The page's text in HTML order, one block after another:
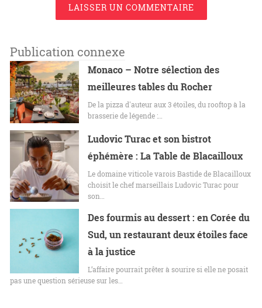
LAISSER UN COMMENTAIRE
Publication connexe
Monaco – Notre sélection des
meilleures tables du Rocher
De la pizza d'auteur aux 3 étoiles, du rooftop à la
brasserie de légende :…
Ludovic Turac et son bistrot
éphémère : La Table de Blacailloux
Le domaine viticole varois Bastide de Blacailloux
choisit le chef marseillais Ludovic Turac pour
son…
Des fourmis au dessert : en Corée du
Sud, un restaurant deux étoiles face
à la justice
L’affaire pourrait prêter à sourire si elle ne posait
pas une question sérieuse sur les…